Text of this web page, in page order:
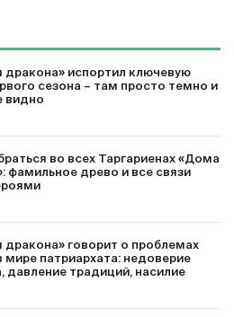
дракона» испортил ключевую
сезона – там просто темно и
видно
во всех Таргариенах «Дома
фамильное древо и все связи
дракона» говорит о проблемах
патриархата: недоверие
давление традиций, насилие